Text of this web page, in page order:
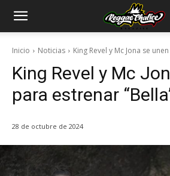
Inicio Noticias King Revel y Mc Jona se
King Revel y Mc
para estrenar
28 de octubre de 2024